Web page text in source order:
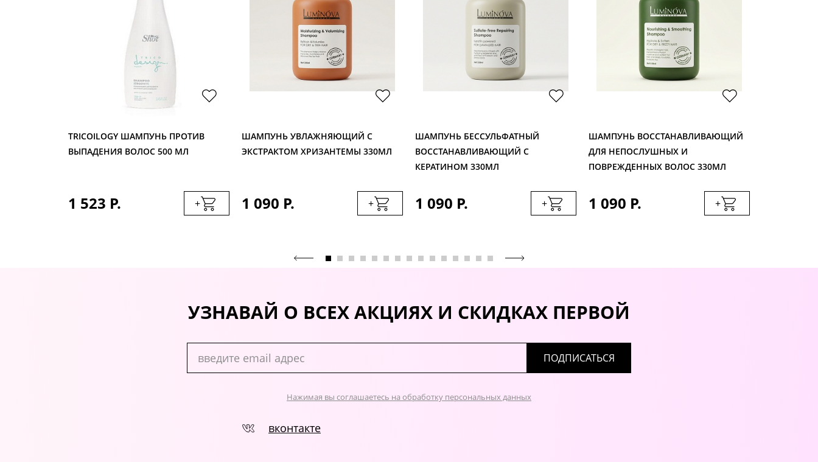
TRICOILOGY ШАМПУНЬ ПРОТИВ
ВЫПАДЕНИЯ ВОЛОС 500 МЛ
1 523 Р. +
ШАМПУНЬ УВЛАЖНЯЮЩИЙ С
ЭКСТРАКТОМ ХРИЗАНТЕМЫ 330МЛ
1 090 Р. +
ШАМПУНЬ БЕССУЛЬФАТНЫЙ
ВОССТАНАВЛИВАЮЩИЙ С
КЕРАТИНОМ 330МЛ
1 090 Р. +
ШАМПУНЬ ВОССТАНАВЛИВАЮЩИЙ
ДЛЯ НЕПОСЛУШНЫХ И
ПОВРЕЖДЕННЫХ ВОЛОС 330МЛ
1 090 Р. +
УЗНАВАЙ О ВСЕХ АКЦИЯХ И СКИДКАХ ПЕРВОЙ
ПОДПИСАТЬСЯ
Нажимая вы соглашаетесь на обработку персональных данных
вконтакте